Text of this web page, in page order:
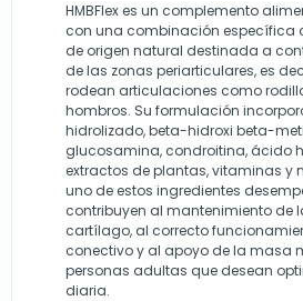
HMBFlex es un complemento
con una combinación específica
de origen natural destinada a
de las zonas periarticulares, es
rodean articulaciones como
hombros. Su formulación
hidrolizado, beta-hidroxi beta-
glucosamina, condroitina, ácido
extractos de plantas, vitaminas y
uno de estos ingredientes
contribuyen al mantenimiento de
cartílago, al correcto
conectivo y al apoyo de la masa
personas adultas que desean
diaria.